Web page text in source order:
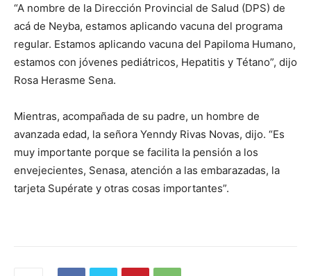
“A nombre de la Dirección Provincial de Salud (DPS) de
acá de Neyba, estamos aplicando vacuna del programa
regular. Estamos aplicando vacuna del Papiloma Humano,
estamos con jóvenes pediátricos, Hepatitis y Tétano”, dijo
Rosa Herasme Sena.
Mientras, acompañada de su padre, un hombre de
avanzada edad, la señora Yenndy Rivas Novas, dijo. “Es
muy importante porque se facilita la pensión a los
envejecientes, Senasa, atención a las embarazadas, la
tarjeta Supérate y otras cosas importantes”.